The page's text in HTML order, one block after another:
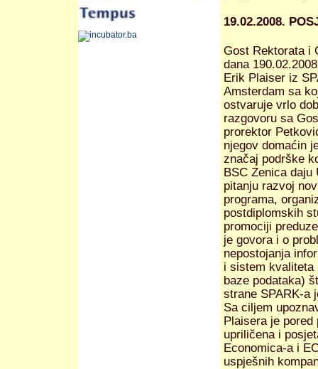
19.02.2008.
Gost Rektorata i
dana
Erik Plaiser iz
Amsterdam sa
ostvaruje vrlo
razgovoru sa
prorektor
njegov domaćin
značaj podrške
BSC Zenica daju
pitanju razvoj
programa,
postdiplomskih
promociji
je govora i o
nepostojanja
i sistem kvaliteta
baze podataka)
strane SPARK-a
Sa ciljem
Plaisera je pored
upriličena i
Economica-a i
uspješnih